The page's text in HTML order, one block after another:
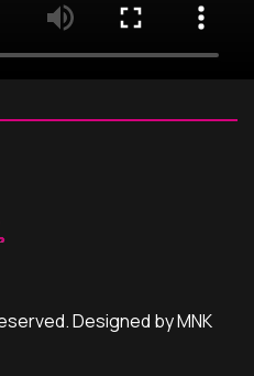
Designed by MNK